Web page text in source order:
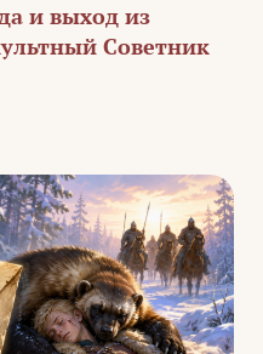
и выход из
Советник